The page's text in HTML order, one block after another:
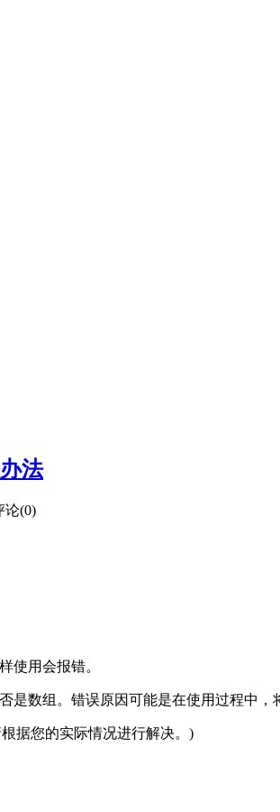
法
论(0)
使用会报错。
是数组。错误原因可能是在使用过程中，
据您的实际情况进行解决。)